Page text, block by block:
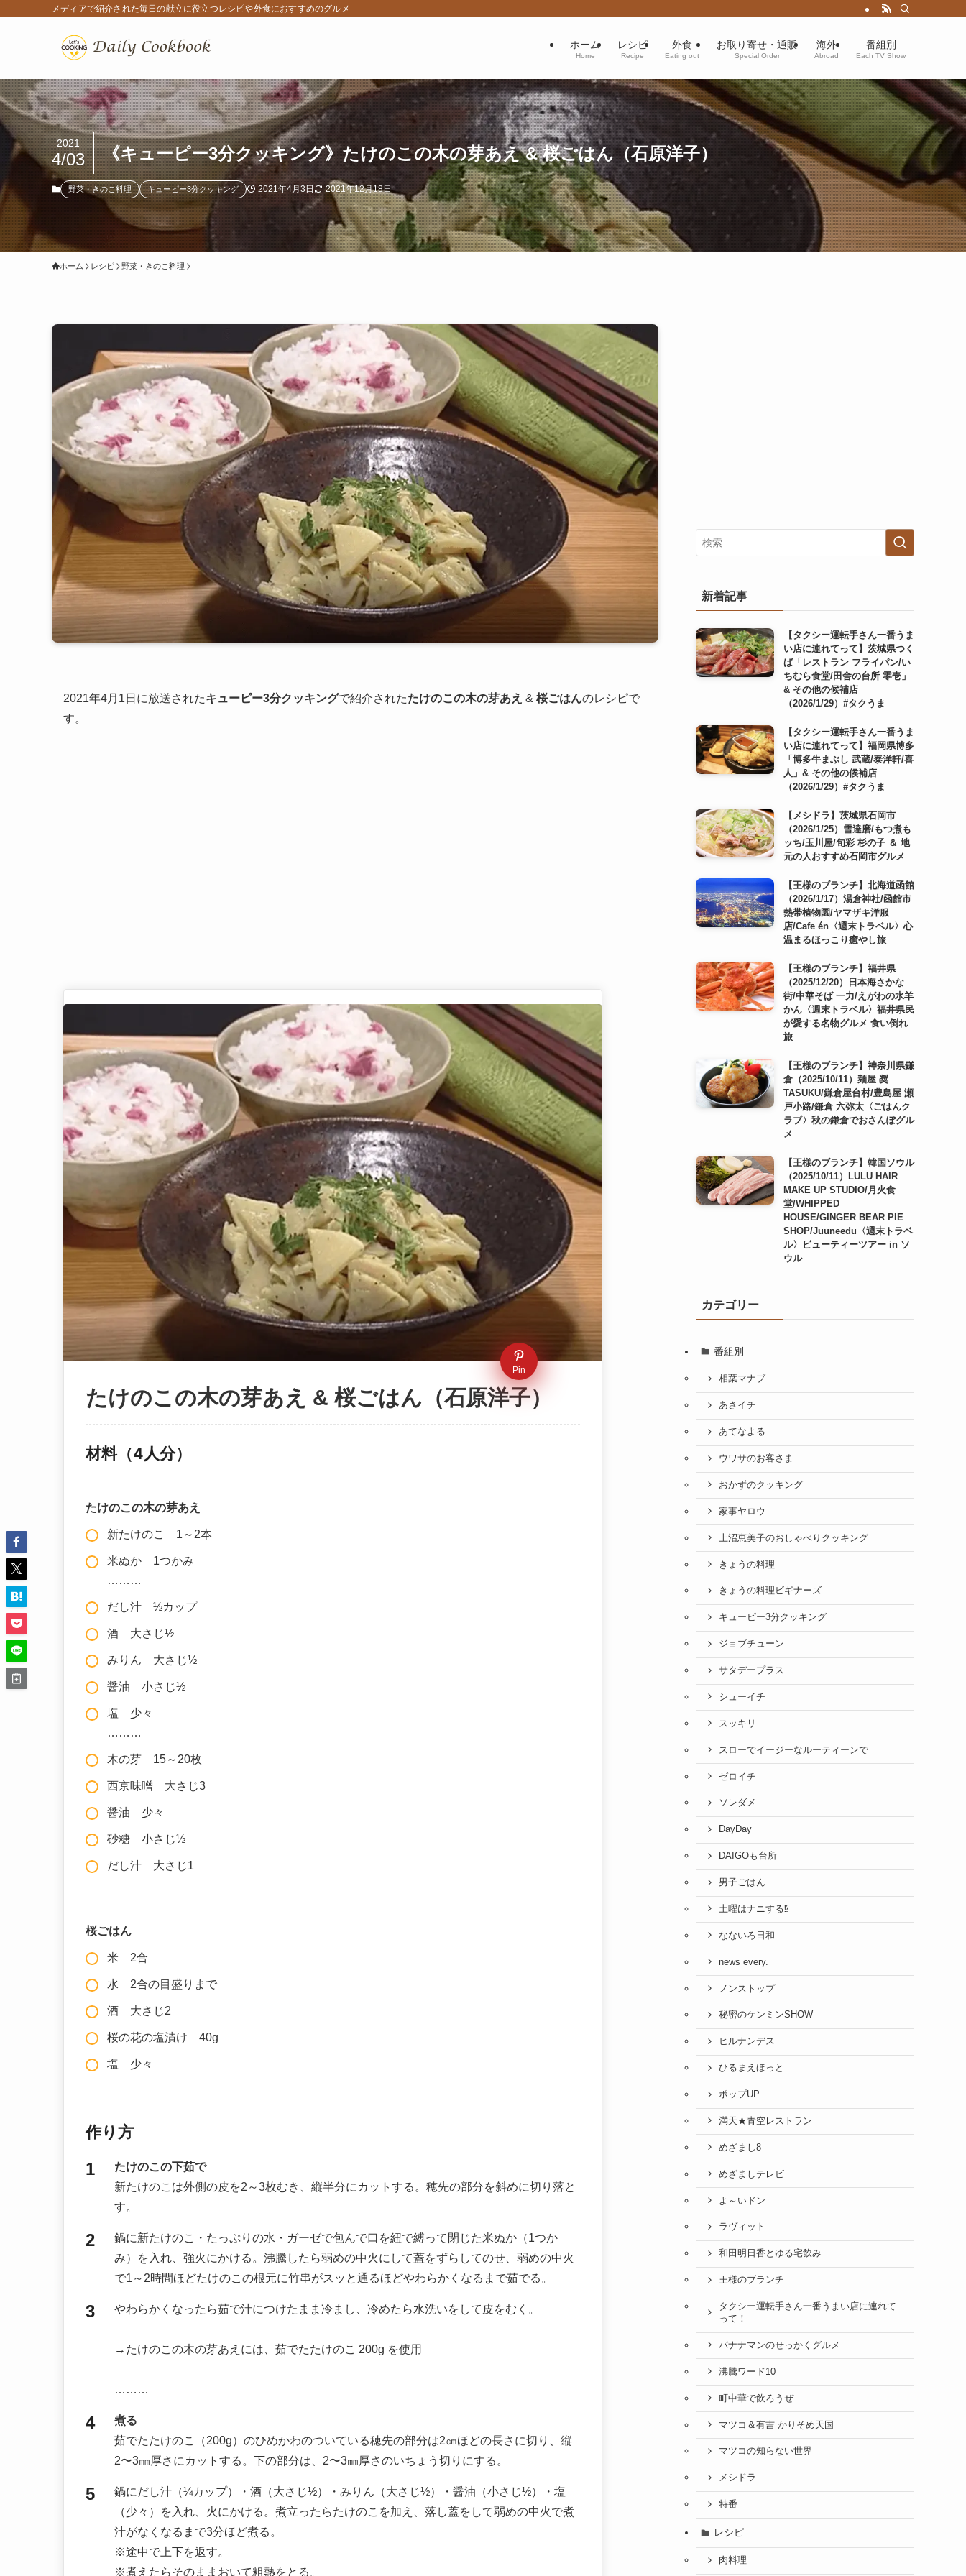
メディアで紹介された毎日の献立に役立つレシピや外食におすすめのグルメ
ホーム
Home
レシピ
Recipe
外食
Eating out
お取り寄せ・通販
Special Order
海外
Abroad
番組別
Each TV Show
《キューピー3分クッキング》たけのこの木の芽あえ & 桜ごはん（石原洋子）
2021
4/03
野菜・きのこ料理 キューピー3分クッキング 2021年4月3日 2021年12月18日
ホーム レシピ 野菜・きのこ料理
2021年4月1日に放送されたキューピー3分クッキングで紹介されたたけのこの木の芽あえ & 桜ごはんのレシピで
す。
Pin
たけのこの木の芽あえ & 桜ごはん（石原洋子）
材料（4人分）
たけのこの木の芽あえ
新たけのこ 1～2本
米ぬか 1つかみ
………
だし汁 ½カップ
酒 大さじ½
みりん 大さじ½
醤油 小さじ½
塩 少々
………
木の芽 15～20枚
西京味噌 大さじ3
醤油 少々
砂糖 小さじ½
だし汁 大さじ1
桜ごはん
米 2合
水 2合の目盛りまで
酒 大さじ2
桜の花の塩漬け 40g
塩 少々
作り方
たけのこの下茹で
新たけのこは外側の皮を2～3枚むき、縦半分にカットする。穂先の部分を斜めに切り落と
す。
鍋に新たけのこ・たっぷりの水・ガーゼで包んで口を紐で縛って閉じた米ぬか（1つか
み）を入れ、強火にかける。沸騰したら弱めの中火にして蓋をずらしてのせ、弱めの中火
で1～2時間ほどたけのこの根元に竹串がスッと通るほどやわらかくなるまで茹でる。
やわらかくなったら茹で汁につけたまま冷まし、冷めたら水洗いをして皮をむく。
→たけのこの木の芽あえには、茹でたたけのこ 200g を使用
………
煮る
茹でたたけのこ（200g）のひめかわのついている穂先の部分は2㎝ほどの長さに切り、縦
2〜3㎜厚さにカットする。下の部分は、2〜3㎜厚さのいちょう切りにする。
鍋にだし汁（¼カップ）・酒（大さじ½）・みりん（大さじ½）・醤油（小さじ½）・塩
（少々）を入れ、火にかける。煮立ったらたけのこを加え、落し蓋をして弱めの中火で煮
汁がなくなるまで3分ほど煮る。
※途中で上下を返す。
※煮えたらそのままおいて粗熱をとる。
新着記事
【タクシー運転手さん一番うま
い店に連れてって】茨城県つく
ば「レストラン フライパン/い
ちむら食堂/田舎の台所 零壱」
& その他の候補店
（2026/1/29）#タクうま
【タクシー運転手さん一番うま
い店に連れてって】福岡県博多
「博多牛まぶし 武蔵/泰洋軒/喜
人」& その他の候補店
（2026/1/29）#タクうま
【メシドラ】茨城県石岡市
（2026/1/25）雪達磨/もつ煮も
ッち/玉川屋/旬彩 杉の子 ＆ 地
元の人おすすめ石岡市グルメ
【王様のブランチ】北海道函館
（2026/1/17）湯倉神社/函館市
熱帯植物園/ヤマザキ洋服
店/Cafe én〈週末トラベル〉心
温まるほっこり癒やし旅
【王様のブランチ】福井県
（2025/12/20）日本海さかな
街/中華そば 一力/えがわの水羊
かん〈週末トラベル〉福井県民
が愛する名物グルメ 食い倒れ
旅
【王様のブランチ】神奈川県鎌
倉（2025/10/11）麺屋 奨
TASUKU/鎌倉屋台村/豊島屋 瀬
戸小路/鎌倉 六弥太〈ごはんク
ラブ〉秋の鎌倉でおさんぽグル
メ
【王様のブランチ】韓国ソウル
（2025/10/11）LULU HAIR
MAKE UP STUDIO/月火食
堂/WHIPPED
HOUSE/GINGER BEAR PIE
SHOP/Juuneedu〈週末トラベ
ル〉ビューティーツアー in ソ
ウル
カテゴリー
番組別
相葉マナブ
あさイチ
あてなよる
ウワサのお客さま
おかずのクッキング
家事ヤロウ
上沼恵美子のおしゃべりクッキング
きょうの料理
きょうの料理ビギナーズ
キューピー3分クッキング
ジョブチューン
サタデープラス
シューイチ
スッキリ
スローでイージーなルーティーンで
ゼロイチ
ソレダメ
DayDay
DAIGOも台所
男子ごはん
土曜はナニする⁉
なないろ日和
news every.
ノンストップ
秘密のケンミンSHOW
ヒルナンデス
ひるまえほっと
ポップUP
満天★青空レストラン
めざまし8
めざましテレビ
よ～いドン
ラヴィット
和田明日香とゆる宅飲み
王様のブランチ
タクシー運転手さん一番うまい店に連れて
って！
バナナマンのせっかくグルメ
沸騰ワード10
町中華で飲ろうぜ
マツコ＆有吉 かりそめ天国
マツコの知らない世界
メシドラ
特番
レシピ
肉料理